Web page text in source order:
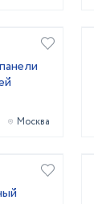
Москва